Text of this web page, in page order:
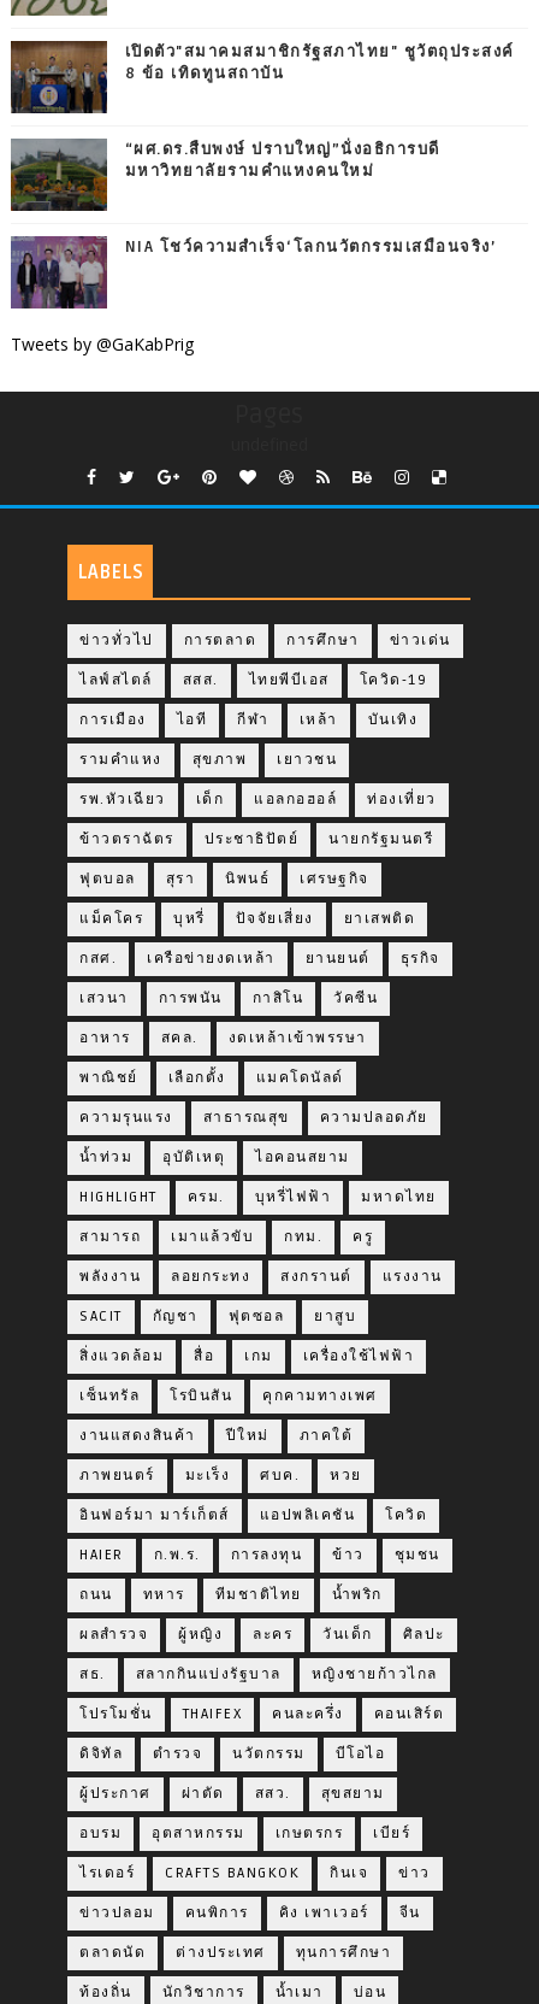
เปิดตัว"สมาคมสมาชิกรัฐสภาไทย" ชูวัตถุประสงค์
8 ข้อ เทิดทูนสถาบัน
“ผศ.ดร.สืบพงษ์ ปราบใหญ่”นั่งอธิการบดี
มหาวิทยาลัยรามคำแหงคนใหม่
NIA โชว์ความสำเร็จ‘โลกนวัตกรรมเสมือนจริง’
Tweets by @GaKabPrig
LABELS
ข่าวทั่วไป การตลาด การศึกษา ข่าวเด่น
ไลฟ์สไตล์ สสส. ไทยพีบีเอส โควิด-19
การเมือง ไอที กีฬา เหล้า บันเทิง
รามคำแหง สุขภาพ เยาวชน
รพ.หัวเฉียว เด็ก แอลกอฮอล์ ท่องเที่ยว
ข้าวตราฉัตร ประชาธิปัตย์ นายกรัฐมนตรี
ฟุตบอล สุรา นิพนธ์ เศรษฐกิจ
แม็คโคร บุหรี่ ปัจจัยเสี่ยง ยาเสพติด
กสศ. เครือข่ายงดเหล้า ยานยนต์ ธุรกิจ
เสวนา การพนัน กาสิโน วัคซีน
อาหาร สคล. งดเหล้าเข้าพรรษา
พาณิชย์ เลือกตั้ง แมคโดนัลด์
ความรุนแรง สาธารณสุข ความปลอดภัย
น้ำท่วม อุบัติเหตุ ไอคอนสยาม
HIGHLIGHT ครม. บุหรี่ไฟฟ้า มหาดไทย
สามารถ เมาแล้วขับ กทม. ครู
พลังงาน ลอยกระทง สงกรานต์ แรงงาน
SACIT กัญชา ฟุตซอล ยาสูบ
สิ่งแวดล้อม สื่อ เกม เครื่องใช้ไฟฟ้า
เซ็นทรัล โรบินสัน คุกคามทางเพศ
งานแสดงสินค้า ปีใหม่ ภาคใต้
ภาพยนตร์ มะเร็ง ศบค. หวย
อินฟอร์มา มาร์เก็ตส์ แอปพลิเคชัน โควิด
HAIER ก.พ.ร. การลงทุน ข้าว ชุมชน
ถนน ทหาร ทีมชาติไทย น้ำพริก
ผลสำรวจ ผู้หญิง ละคร วันเด็ก ศิลปะ
สธ. สลากกินแบ่งรัฐบาล หญิงชายก้าวไกล
โปรโมชั่น THAIFEX คนละครึ่ง คอนเสิร์ต
ดิจิทัล ตำรวจ นวัตกรรม บีโอไอ
ผู้ประกาศ ผ่าตัด สสว. สุขสยาม
อบรม อุตสาหกรรม เกษตรกร เบียร์
ไรเดอร์ CRAFTS BANGKOK กินเจ ข่าว
ข่าวปลอม คนพิการ คิง เพาเวอร์ จีน
ตลาดนัด ต่างประเทศ ทุนการศึกษา
ท้องถิ่น นักวิชาการ น้ำเมา บ่อน